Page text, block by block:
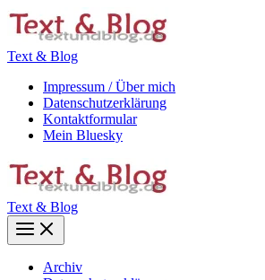
Zum
Inhalt
Text & Blog
Impressum / Über mich
Datenschutzerklärung
Kontaktformular
Mein Bluesky
Text & Blog
Main
Menu
Archiv